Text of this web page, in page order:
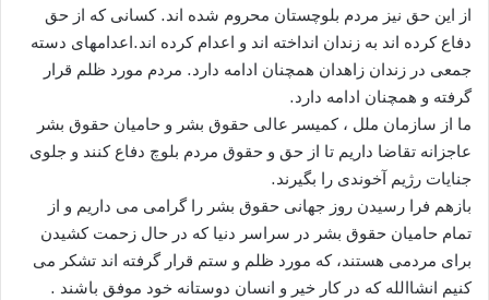
از این حق نیز مردم بلوچستان محروم شده اند. کسانی که از حق
دفاع کرده اند به زندان انداخته اند و اعدام کرده اند.اعدامهای دسته
جمعی در زندان زاهدان همچنان ادامه دارد. مردم مورد ظلم قرار
گرفته و همچنان ادامه دارد.
ما از سازمان ملل ، کمیسر عالی حقوق بشر و حامیان حقوق بشر
عاجزانه تقاضا داریم تا از حق و حقوق مردم بلوچ دفاع کنند و جلوی
جنایات رژیم آخوندی را بگیرند.
بازهم فرا رسیدن روز جهانی حقوق بشر را گرامی می داریم و از
تمام حامیان حقوق بشر در سراسر دنیا که در حال زحمت کشیدن
برای مردمی هستند، که مورد ظلم و ستم قرار گرفته اند تشکر می
کنیم انشاالله که در کار خیر و انسان دوستانه خود موفق باشند .